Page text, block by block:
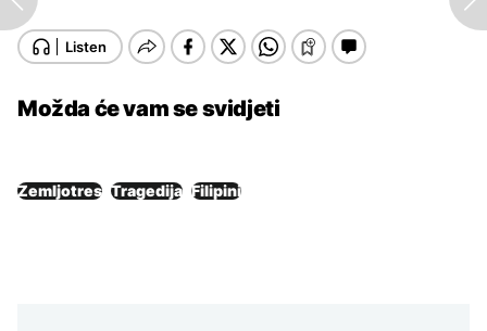
Možda će vam se svidjeti
Zemljotres Tragedija Filipini